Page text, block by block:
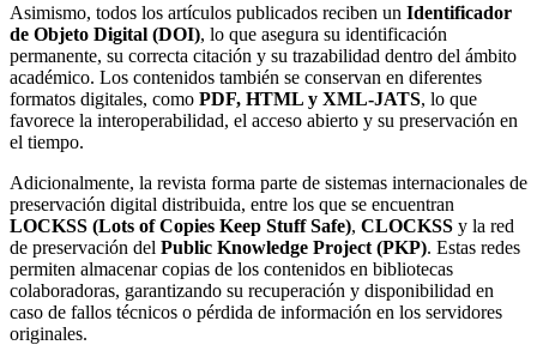
Asimismo, todos los artículos publicados reciben un Identificador
de Objeto Digital (DOI), lo que asegura su identificación
permanente, su correcta citación y su trazabilidad dentro del ámbito
académico. Los contenidos también se conservan en diferentes
formatos digitales, como PDF, HTML y XML-JATS, lo que
favorece la interoperabilidad, el acceso abierto y su preservación en
el tiempo.
Adicionalmente, la revista forma parte de sistemas internacionales de
preservación digital distribuida, entre los que se encuentran
LOCKSS (Lots of Copies Keep Stuff Safe), CLOCKSS y la red
de preservación del Public Knowledge Project (PKP). Estas redes
permiten almacenar copias de los contenidos en bibliotecas
colaboradoras, garantizando su recuperación y disponibilidad en
caso de fallos técnicos o pérdida de información en los servidores
originales.